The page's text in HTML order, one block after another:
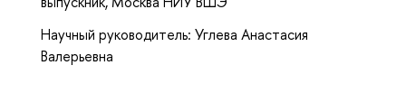
Научный руководитель: Углева Анастасия
Валерьевна